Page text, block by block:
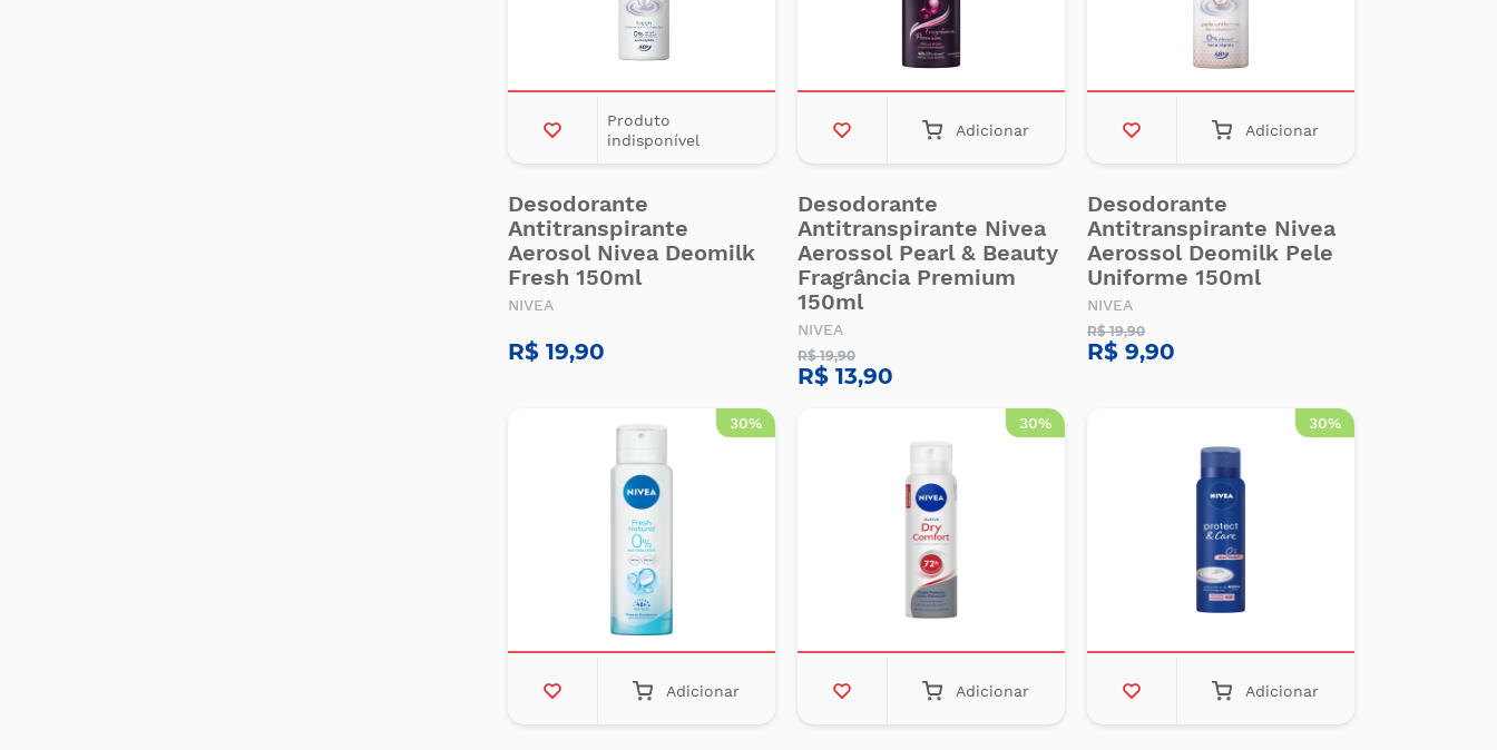
Produto
indisponível
Desodorante
Antitranspirante
Aerosol Nivea Deomilk
Fresh 150ml
NIVEA
R$ 19,90
Adicionar
Desodorante
Antitranspirante Nivea
Aerossol Pearl & Beauty
Fragrância Premium
150ml
NIVEA
R$ 19,90
R$ 13,90
Adicionar
Desodorante
Antitranspirante Nivea
Aerossol Deomilk Pele
Uniforme 150ml
NIVEA
R$ 19,90
R$ 9,90
30%
Adicionar
30%
Adicionar
30%
Adicionar